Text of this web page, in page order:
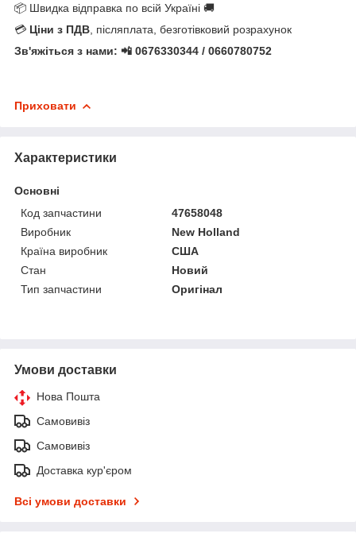
📦 Швидка відправка по всій Україні 🚚
💳 Ціни з ПДВ , післяплата, безготівковий розрахунок
Зв'яжіться з нами: 📲 0676330344 / 0660780752
Приховати
Характеристики
Основні
Код запчастини
47658048
Виробник
New Holland
Країна виробник
США
Стан
Новий
Тип запчастини
Оригінал
Умови доставки
Нова Пошта
Самовивіз
Самовивіз
Доставка кур'єром
Всі умови доставки